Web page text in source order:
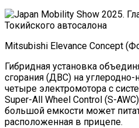
Mitsubishi Elevance Concept
Гибридная установка
сгорания (ДВС) на
четыре электромотора с
Super-All Wheel Control (S-
большой емкости может
расположенная в прицепе.